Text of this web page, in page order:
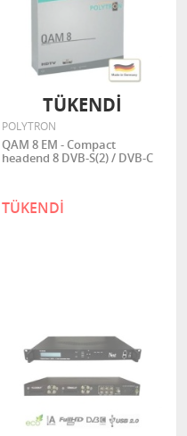
POLYTRON
QAM 8 EM - Compact
headend 8 DVB-S(2) / DVB-C
TÜKENDİ
TÜKENDİ